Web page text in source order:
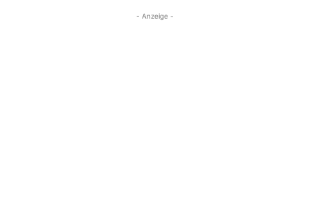
- Anzeige -